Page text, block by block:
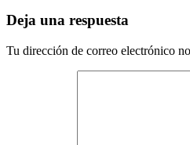
Deja una respuesta
Tu dirección de correo electrónico